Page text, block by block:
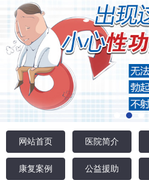
网站首页 医院简介
康复案例 公益援助